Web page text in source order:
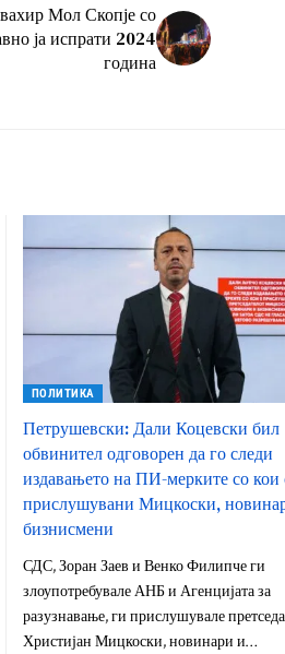
Мол Скопје со
ја испрати 2024
година
ПОЛИТИКА
Петрушевски: Дали Коцевски бил
обвинител одговорен да го следи
издавањето на ПИ-мерките со кои
прислушувани Мицкоски,
бизнисмени
СДС, Зоран Заев и Венко Филипче ги
злоупотребувале АНБ и Агенцијата за
разузнавање, ги прислушувале
Христијан Мицкоски, новинари и…